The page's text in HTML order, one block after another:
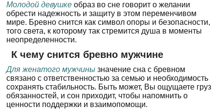
Молодой девушке образ во сне говорит о желании
обрести надежность и защиту в этом переменчивом
мире. Бревно снится как символ опоры и безопасности,
того света, к которому так стремится душа в моменты
неопределенности.
К чему снится бревно мужчине
Для женатого мужчины значение сна с бревном
связано с ответственностью за семью и необходимость
сохранять стабильность. Быть может, Вы ощущаете груз
обязанностей, и сон приходит, чтобы напомнить о
ценности поддержки и взаимопомощи.